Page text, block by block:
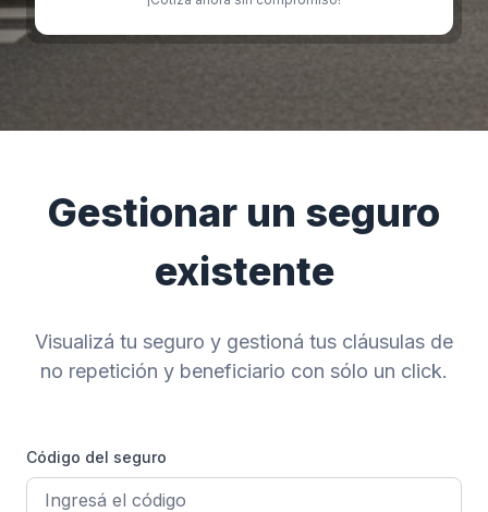
Gestionar un seguro
existente
Visualizá tu seguro y gestioná tus cláusulas de
no repetición y beneficiario con sólo un click.
Código del seguro